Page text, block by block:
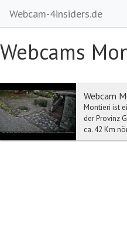
Webcam-4insiders.de
Webcams
Webcam
Montieri ist
der Provinz
ca. 42 Km